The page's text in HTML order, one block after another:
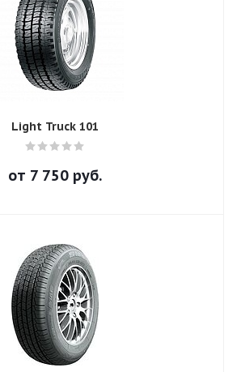
Light Truck 101
от 7 750 руб.